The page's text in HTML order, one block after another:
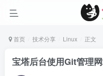
首页 技术分享 Linux 正文
宝塔后台使用Git管理